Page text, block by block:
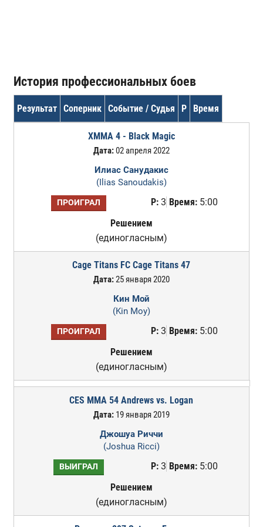
История профессиональных боев
Результат Соперник Событие / Судья Р Время
XMMA 4 - Black Magic
Дата:02 апреля 2022
Илиас Санудакис
(Ilias Sanoudakis)
ПРОИГРАЛ Р:3 Время:5:00
Решением
(единогласным)
Cage Titans FC Cage Titans 47
Дата:25 января 2020
Кин Мой
(Kin Moy)
ПРОИГРАЛ Р:3 Время:5:00
Решением
(единогласным)
CES MMA 54 Andrews vs. Logan
Дата:19 января 2019
Джошуа Риччи
(Joshua Ricci)
ВЫИГРАЛ Р:3 Время:5:00
Решением
(единогласным)